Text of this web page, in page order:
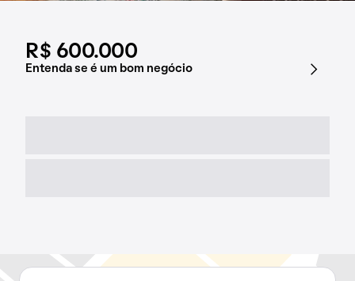
R$ 600.000
Entenda se é um bom negócio